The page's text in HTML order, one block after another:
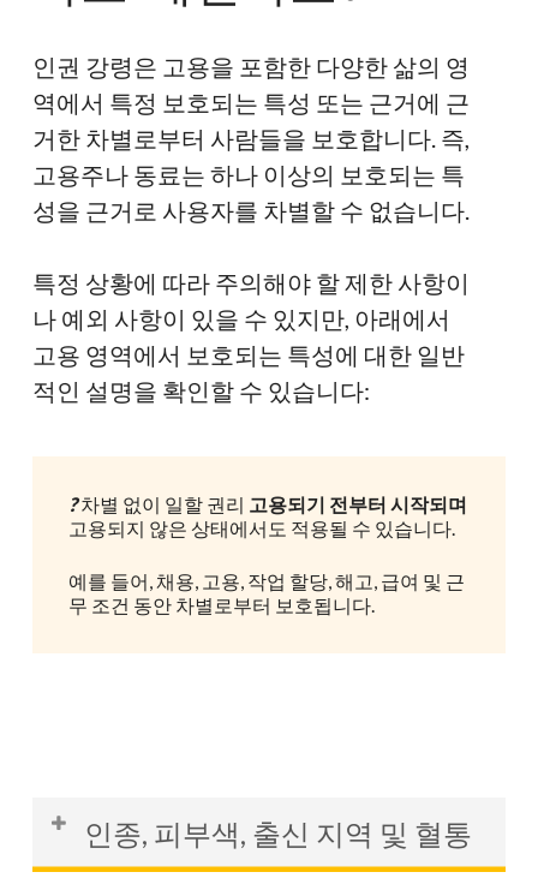
인권 강령은 고용을 포함한 다양한 삶의 영
역에서 특정 보호되는 특성 또는 근거에 근
거한 차별로부터 사람들을 보호합니다. 즉,
고용주나 동료는 하나 이상의 보호되는 특
성을 근거로 사용자를 차별할 수 없습니다.
특정 상황에 따라 주의해야 할 제한 사항이
나 예외 사항이 있을 수 있지만, 아래에서
고용 영역에서 보호되는 특성에 대한 일반
적인 설명을 확인할 수 있습니다:
?차별 없이 일할 권리 고용되기 전부터 시작되며
고용되지 않은 상태에서도 적용될 수 있습니다.
예를 들어, 채용, 고용, 작업 할당, 해고, 급여 및 근
무 조건 동안 차별로부터 보호됩니다.
인종, 피부색, 출신 지역 및 혈통